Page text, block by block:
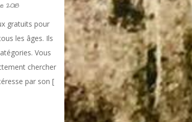
2018
gratuits pour
les âges. Ils
Vous
chercher
par son [